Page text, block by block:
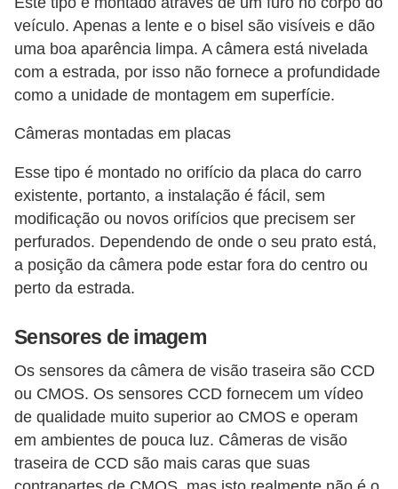
veículo. Apenas a lente e o bisel são visíveis e dão
uma boa aparência limpa. A câmera está nivelada
com a estrada, por isso não fornece a profundidade
como a unidade de montagem em superfície.
Câmeras montadas em placas
Esse tipo é montado no orifício da placa do carro
existente, portanto, a instalação é fácil, sem
modificação ou novos orifícios que precisem ser
perfurados. Dependendo de onde o seu prato está,
a posição da câmera pode estar fora do centro ou
perto da estrada.
Sensores de imagem
Os sensores da câmera de visão traseira são CCD
ou CMOS. Os sensores CCD fornecem um vídeo
de qualidade muito superior ao CMOS e operam
em ambientes de pouca luz. Câmeras de visão
traseira de CCD são mais caras que suas
a
s
L
i
e
t
r
â
n
i
t
o
M
o